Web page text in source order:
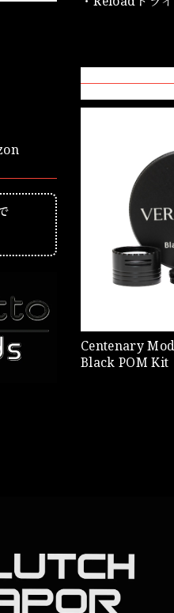
Centenary
Black POM Kit